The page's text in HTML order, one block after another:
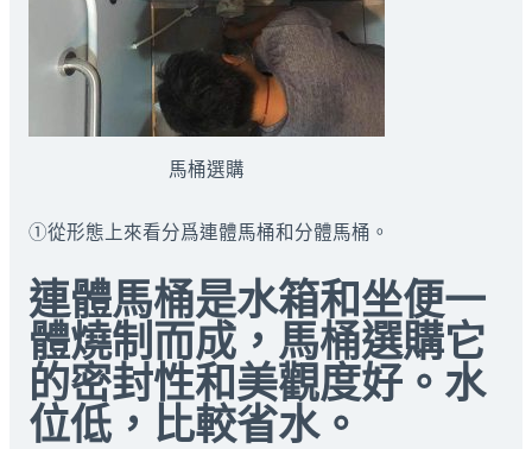
馬桶選購
①從形態上來看分爲連體馬桶和分體馬桶。
連體馬桶是水箱和坐便一
體燒制而成，馬桶選購它
的密封性和美觀度好。水
位低，比較省水。